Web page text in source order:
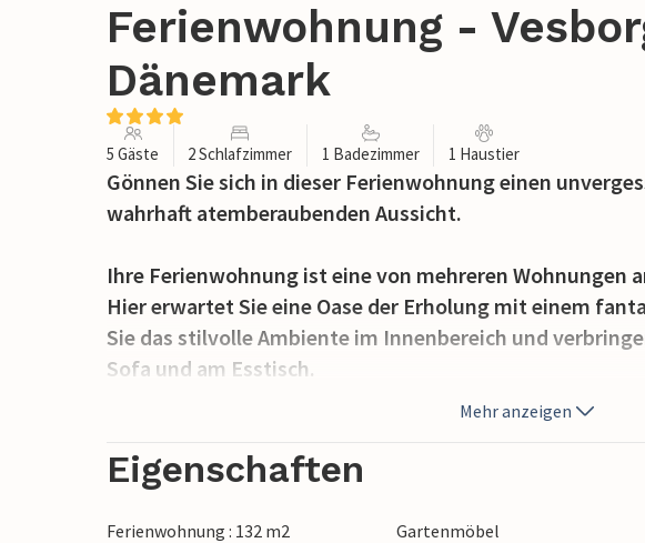
Ferienwohnung -
Dänemark
5 Gäste 2 Schlafzimmer 1 Badezimmer 1 Haustier
Gönnen Sie sich in dieser Ferienwohnung einen
wahrhaft atemberaubenden Aussicht.
Ihre Ferienwohnung ist eine von mehreren Wohnungen
Hier erwartet Sie eine Oase der Erholung mit einem
Sie das stilvolle Ambiente im Innenbereich und
Sofa und am Esstisch.
Treten Sie vom Wohnzimmer auf die großzügige
Meerespanorama überwältigen. Genießen Sie die Sonne
um die Ohren weht, und nutzen Sie auch den Grill und
Himmel vor fantastischer Kulisse zu speisen. Bewundern
Mehr anzeigen
Eigenschaften
Ferienwohnung : 132 m2 Gartenmöbel